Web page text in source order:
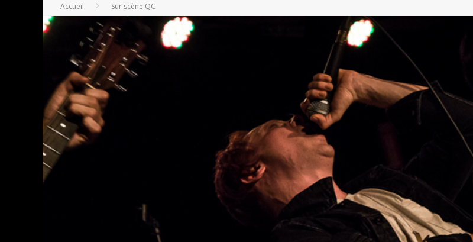
JOURNEY AU CENTRE VIDÉOTRON : SAME OR SEPARATE WAYS?
LA TRAGÉDIE SORT DE LA NOUVELLE MUSIQUE
LES DANSEURS ÉTOILES PARASITENT TON CIEL
JEFF MARTIN AU CORONA DE MONTRÉAL
ON VA SE LE DIRE, SWORD EST DE RETOUR
LA COMPIL’ ZOO DE SLAM DISQUES EST DE RETOUR
LES RÊVES SONT FAITS POUR ÊTRE RÉALISÉS
DEATH NOTE SILENCE - COLLIDE AND COLLAPSE
Accueil Sur scène QC